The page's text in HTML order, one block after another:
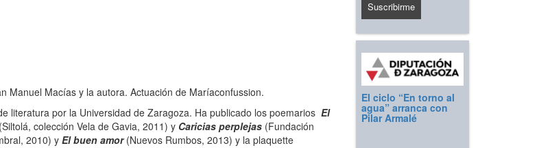
Manuel Macías y la autora. Actuación de Maríaconfussion.
por la Universidad de Zaragoza. Ha publicado los poemarios El
(Siltolá, colección Vela de Gavia, 2011) y Caricias perplejas (Fundación
2010) yEl buen amor(Nuevos Rumbos, 2013) y la plaquette
El ciclo “En torno al
agua” arranca con
Pilar Armalé